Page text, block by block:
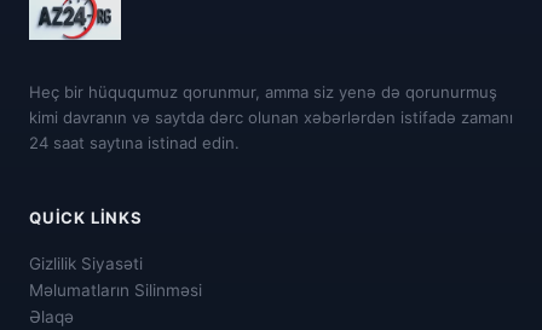
Heç bir hüququmuz qorunmur, amma siz yenə də qorunurmuş
kimi davranın və saytda dərc olunan xəbərlərdən istifadə zamanı
24 saat saytına istinad edin.
QUICK LINKS
Gizlilik Siyasəti
Məlumatların Silinməsi
Əlaqə